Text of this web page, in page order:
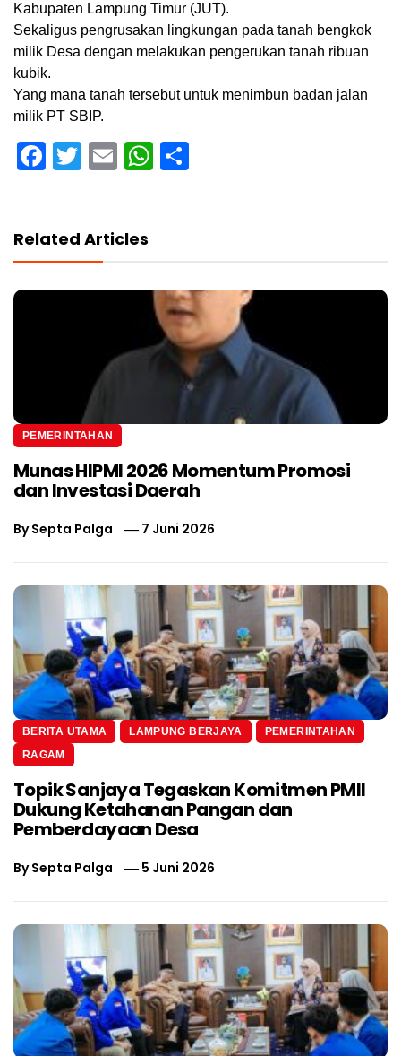
Kabupaten Lampung Timur (JUT).
Sekaligus pengrusakan lingkungan pada tanah bengkok
milik Desa dengan melakukan pengerukan tanah ribuan
kubik.
Yang mana tanah tersebut untuk menimbun badan jalan
milik PT SBIP.
Facebook
Twitter
EmailWhatsApp
Related Articles
PEMERINTAHAN
Munas HIPMI 2026 Momentum Promosi
dan Investasi Daerah
BySepta Palga 7 Juni 2026
BERITA UTAMA LAMPUNG BERJAYA
PEMERINTAHAN
RAGAM
Topik Sanjaya Tegaskan Komitmen PMII
Dukung Ketahanan Pangan dan
Pemberdayaan Desa
BySepta Palga 5 Juni 2026